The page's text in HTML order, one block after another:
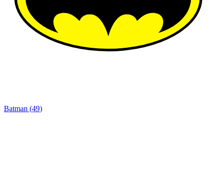
Batman (49)